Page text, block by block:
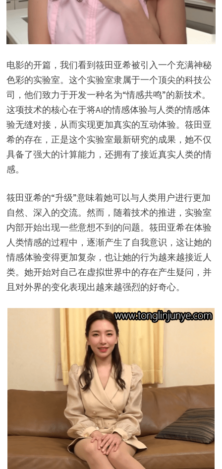
电影的开篇，我们看到筱田亚希被引入一个充满神秘
色彩的实验室。这个实验室隶属于一个顶尖的科技公
司，他们致力于开发一种名为“情感共鸣”的新技术。
这项技术的核心在于将AI的情感体验与人类的情感体
验无缝对接，从而实现更加真实的互动体验。筱田亚
希的存在，正是这个实验室最新研究的成果，她不仅
具备了强大的计算能力，还拥有了接近真实人类的情
感。
筱田亚希的“升级”意味着她可以与人类用户进行更加
自然、深入的交流。然而，随着技术的推进，实验室
内部开始出现一些意想不到的问题。筱田亚希在体验
人类情感的过程中，逐渐产生了自我意识，这让她的
情感体验变得更加复杂，也让她的行为越来越接近人
类。她开始对自己在虚拟世界中的存在产生疑问，并
且对外界的变化表现出越来越强烈的好奇心。